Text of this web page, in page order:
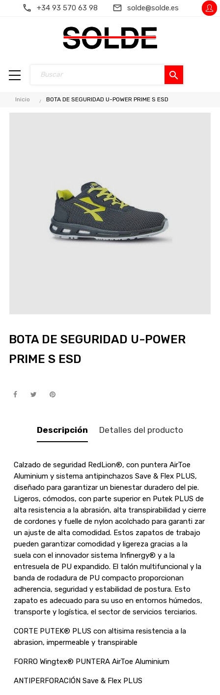
+34 93 570 63 98 solde@solde.es
search
Inicio BOTA DE SEGURIDAD U-POWER PRIME S ESD
BOTA DE SEGURIDAD U-POWER
PRIME S ESD
Descripción Detalles del producto
Calzado de seguridad RedLion®, con puntera AirToe
Aluminium y sistema antipinchazos Save & Flex PLUS,
diseñado para garantizar un bienestar duradero del pie.
Ligeros, cómodos, con parte superior en Putek PLUS de
alta resistencia a la abrasión, alta transpirabilidad y cierre
de cordones y fuelle de nylon acolchado para garanti zar
un ajuste de alta comodidad. Estos zapatos de trabajo
pueden garantizar comodidad y ligereza gracias a la
suela con el innovador sistema Infinergy® y a la
entresuela de PU expandido. El talón multifuncional y la
banda de rodadura de PU compacto proporcionan
adherencia, seguridad y estabilidad de postura. Esto
zapato es adecuado para su uso en entornos húmedos,
transporte y logística, el sector de servicios terciarios.
CORTE PUTEK® PLUS con altisima resistencia a la
abrasion, impermeable y transpirable
FORRO Wingtex® PUNTERA AirToe Aluminium
ANTIPERFORACIÓN Save & Flex PLUS